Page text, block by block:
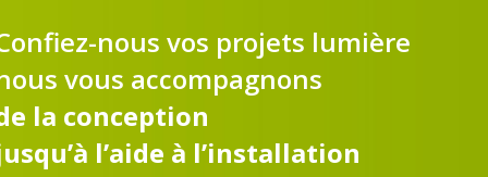
nous vos projets lumière
vous accompagnons
la conception
l’aide à l’installation